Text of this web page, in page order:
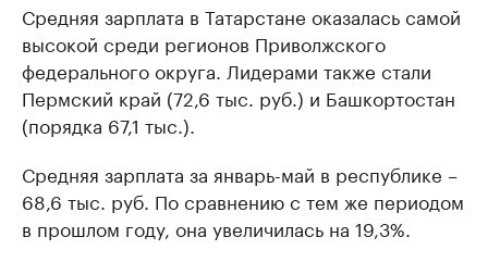
Средняя зарплата в Татарстане оказалась самой
высокой среди регионов Приволжского
федерального округа. Лидерами также стали
Пермский край (72,6 тыс. руб.) и Башкортостан
(порядка 67,1 тыс.).
Средняя зарплата за январь-май в республике –
68,6 тыс. руб. По сравнению с тем же периодом
в прошлом году, она увеличилась на 19,3%.